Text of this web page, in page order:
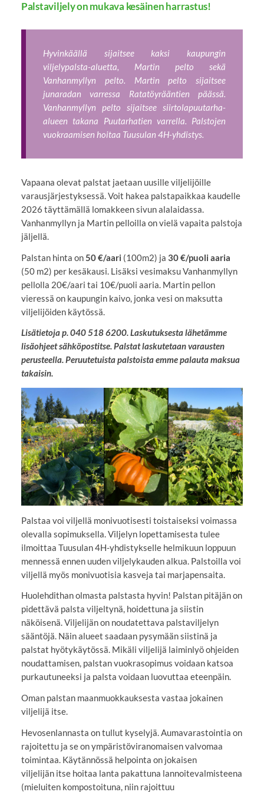
Palstaviljely on mukava kesäinen harrastus!
Hyvinkäällä sijaitsee kaksi kaupungin
viljelypalsta-aluetta, Martin pelto sekä
Vanhanmyllyn pelto. Martin pelto sijaitsee
junaradan varressa Ratatöyrääntien päässä.
Vanhanmyllyn pelto sijaitsee siirtolapuutarha-
alueen takana Puutarhatien varrella. Palstojen
vuokraamisen hoitaa Tuusulan 4H-yhdistys.
Vapaana olevat palstat jaetaan uusille viljelijöille
varausjärjestyksessä. Voit hakea palstapaikkaa kaudelle
2026 täyttämällä lomakkeen sivun alalaidassa.
Vanhanmyllyn ja Martin pelloilla on vielä vapaita palstoja
jäljellä.
Palstan hinta on 50 €/aari (100m2) ja 30 €/puoli aaria
(50 m2) per kesäkausi. Lisäksi vesimaksu Vanhanmyllyn
pellolla 20€/aari tai 10€/puoli aaria. Martin pellon
vieressä on kaupungin kaivo, jonka vesi on maksutta
viljelijöiden käytössä.
Lisätietoja p. 040 518 6200. Laskutuksesta lähetämme
lisäohjeet sähköpostitse. Palstat laskutetaan varausten
perusteella. Peruutetuista palstoista emme palauta maksua
takaisin.
Palstaa voi viljellä monivuotisesti toistaiseksi voimassa
olevalla sopimuksella. Viljelyn lopettamisesta tulee
ilmoittaa Tuusulan 4H-yhdistykselle helmikuun loppuun
mennessä ennen uuden viljelykauden alkua. Palstoilla voi
viljellä myös monivuotisia kasveja tai marjapensaita.
Huolehdithan olmasta palstasta hyvin! Palstan pitäjän on
pidettävä palsta viljeltynä, hoidettuna ja siistin
näköisenä. Viljelijän on noudatettava palstaviljelyn
sääntöjä. Näin alueet saadaan pysymään siistinä ja
palstat hyötykäytössä. Mikäli viljelijä laiminlyö ohjeiden
noudattamisen, palstan vuokrasopimus voidaan katsoa
purkautuneeksi ja palsta voidaan luovuttaa eteenpäin.
Oman palstan maanmuokkauksesta vastaa jokainen
viljelijä itse.
Hevosenlannasta on tullut kyselyjä. Aumavarastointia on
rajoitettu ja se on ympäristöviranomaisen valvomaa
toimintaa. Käytännössä helpointa on jokaisen
viljelijän itse hoitaa lanta pakattuna lannoitevalmisteena
(mieluiten kompostoituna, niin rajoittuu